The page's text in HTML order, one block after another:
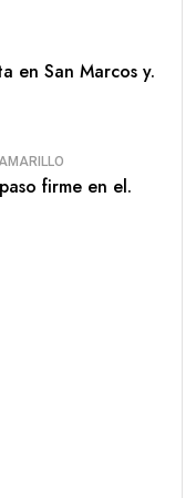
en San Marcos y.
firme en el.